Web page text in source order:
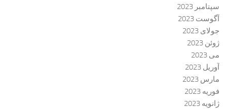
سپتامبر 2023
آگوست 2023
جولای 2023
ژوئن 2023
می 2023
آوریل 2023
مارس 2023
فوریه 2023
ژانویه 2023